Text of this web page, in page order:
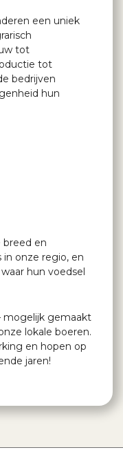
een uniek
tot
tot
bedrijven
hun
breed en
in onze regio, en
hun voedsel
mogelijk gemaakt
lokale boeren.
en hopen op
jaren!